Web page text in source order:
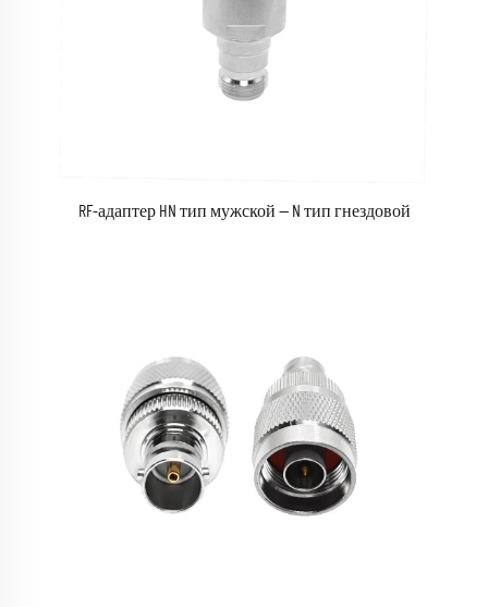
RF-адаптер HN тип мужской — N тип гнездовой